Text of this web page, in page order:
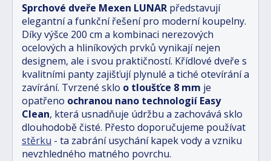
Sprchové dveře Mexen LUNAR představují
elegantní a funkční řešení pro moderní koupelny.
Díky výšce 200 cm a kombinaci nerezových
ocelových a hliníkových prvků vynikají nejen
designem, ale i svou praktičností. Křídlové dveře s
kvalitními panty zajišťují plynulé a tiché otevírání a
zavírání. Tvrzené sklo o tloušťce 8 mm je
opatřeno ochranou nano technologií Easy
Clean, která usnadňuje údržbu a zachovává sklo
dlouhodobě čisté. Přesto doporučujeme používat
stěrku - ta zabrání usychání kapek vody a vzniku
nevzhledného matného povrchu.